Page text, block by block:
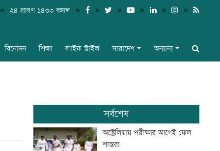
২৪ শ্রাবণ ১৪৩৩ বঙ্গাব্দ
বিনোদন শিক্ষা লাইফ স্টাইল সারাদেশ অন্যান্য
সর্বশেষ
অস্ট্রেলিয়ায় পরীক্ষার আগেই ফেল
শান্তরা